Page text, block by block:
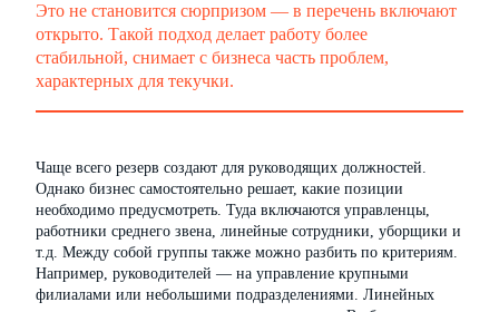
Это не становится сюрпризом — в перечень включают
открыто. Такой подход делает работу более
стабильной, снимает с бизнеса часть проблем,
характерных для текучки.
Чаще всего резерв создают для руководящих должностей.
Однако бизнес самостоятельно решает, какие позиции
необходимо предусмотреть. Туда включаются управленцы,
работники среднего звена, линейные сотрудники, уборщики и
т.д. Между собой группы также можно разбить по критериям.
Например, руководителей — на управление крупными
филиалами или небольшими подразделениями. Линейных